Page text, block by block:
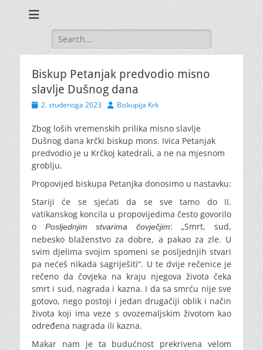
Search
for:
Biskup Petanjak predvodio misno
slavlje Dušnog dana
Posted
2. studenoga 2023 AuthorBiskupija Krk
Zbog loših vremenskih prilika misno slavlje
Dušnog dana krčki biskup mons. Ivica Petanjak
predvodio je u Krčkoj katedrali, a ne na mjesnom
groblju.
Propovijed biskupa Petanjka donosimo u nastavku:
Stariji će se sjećati da se sve tamo do II.
vatikanskog koncila u propovijedima često govorilo
o
Posljednjim stvarima čovječjim: „Smrt, sud,
nebesko blaženstvo za dobre, a pakao za zle. U
svim djelima svojim spomeni se posljednjih stvari
pa nećeš nikada sagriješiti“. U te dvije rečenice je
rečeno da čovjeka na kraju njegova života čeka
smrt i sud, nagrada i kazna. I da sa smrću nije sve
gotovo, nego postoji i jedan drugačiji oblik i način
života koji ima veze s ovozemaljskim životom kao
određena nagrada ili kazna.
Makar nam je ta budućnost prekrivena velom